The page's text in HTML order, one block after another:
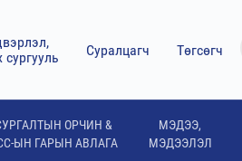
сургууль
Суралцагч Төгсөгч
ОРЧИН &
ЫН ГАРЫН АВЛАГА
МЭДЭЭ,
МЭДЭЭЛЭЛ